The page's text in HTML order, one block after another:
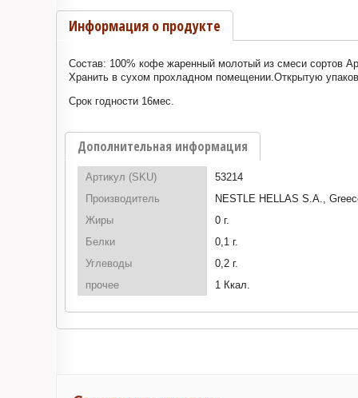
Информация о продукте
Состав: 100% кофе жаренный молотый из смеси сортов
Хранить в сухом прохладном помещении.Открытую
Срок годности 16мес.
Дополнительная информация
Артикул (SKU)
53214
Производитель
NESTLE HELLAS S.A.,
Жиры
0 г.
Белки
0,1 г.
Углеводы
0,2 г.
прочее
1 Ккал.